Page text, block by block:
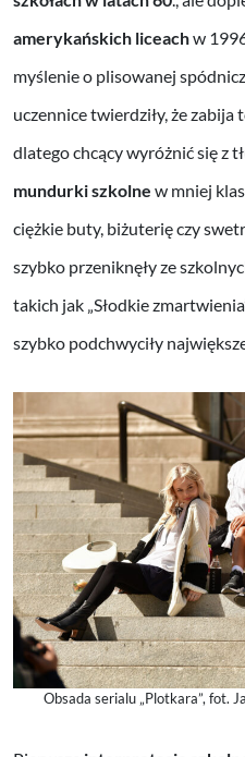
amerykańskich liceachw
myślenie o plisowanej
uczennice twierdziły, że
dlatego chcący wyróżnić się z
mundurki szkolne w mniej
ciężkie buty, biżuterię czy
szybko przeniknęły ze
takich jak „Słodkie
szybko podchwyciły
Obsada serialu „Plotkara”, fot.